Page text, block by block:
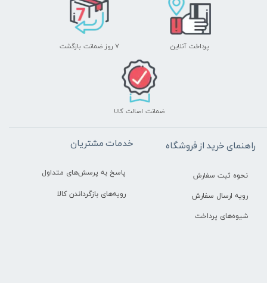
پرداخت آنلاین ۷ روز ضمانت بازگشت
ضمانت اصالت کالا
راهنمای خرید از فروشگاه
نحوه ثبت سفارش
رویه ارسال سفارش
شیوه‌های پرداخت
خدمات مشتریان
پاسخ به پرسش‌های متداول
رویه‌های بازگرداندن کالا